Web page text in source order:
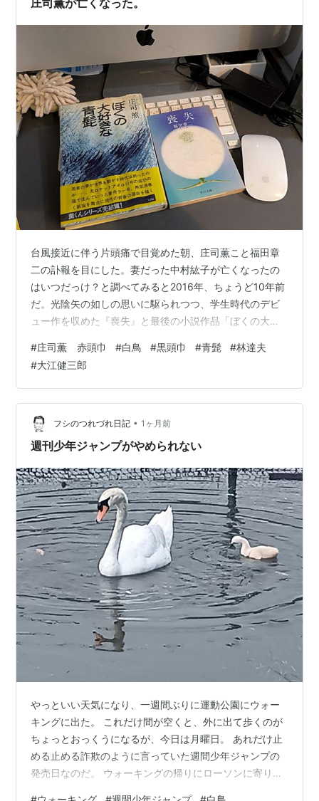
台風接近に伴う片頭痛で目覚めた朝、庄司薫こと福田章
二の訃報を目にした。妻だった中村紘子が亡くなったの
はいつだっけ？と調べてみると2016年、ちょうど10年前
だ。光陰矢の如しの思いに駆られつつ、学生時代のデビ
ュー作を収めた『喪失』と最後の小説作品「ぼくの大好
の2冊の間が彼の文学活動のすべてである。 私くらいの
世代の文学好き中学生は、同時代の現役作家として星新
一、筒井康隆、小松左京などSF作家たちとともに、遠藤
周作、北杜夫、井上ひさし、大江健三郎、倉橋由美子、
柴田翔、そして庄司薫の作品を読んでいた。もちろん人
によって倉橋は読んでないとか、大江健三郎…
#庄司薫 赤頭巾 #白鳥 #黒頭巾 #青髭 #林達夫
#大江健三郎
フシのつれづれ日記 • 1ヶ月前
週刊少年ジャンプがやめられない
やっといい天気になり、一週間ぶりに運動公園にウォー
キングに出た。 これだけ間が空くと、外に出て歩くのが
ちょっとおっくうになるが、今日は月曜日。 あれだけ止
める止める詐欺のように言っていた週間少年ジャンプの
発売日なのだ。 ウォーキングの帰りにローソンに寄りジ